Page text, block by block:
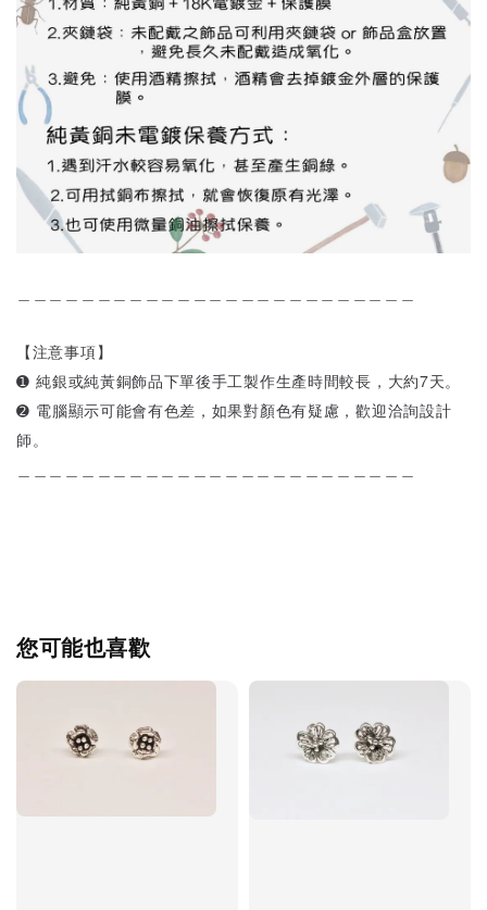
【注意事項】
➊ 純銀或純黃銅飾品下單後手工製作生產時間較長，大約7天。
➋ 電腦顯示可能會有色差，如果對顏色有疑慮，歡迎洽詢設計
師。
您可能也喜歡